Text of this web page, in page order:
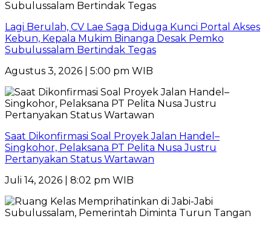
Lagi Berulah, CV Lae Saga Diduga Kunci Portal Akses
Kebun, Kepala Mukim Binanga Desak Pemko
Subulussalam Bertindak Tegas
Agustus 3, 2026 | 5:00 pm WIB
Saat Dikonfirmasi Soal Proyek Jalan Handel–
Singkohor, Pelaksana PT Pelita Nusa Justru
Pertanyakan Status Wartawan
Juli 14, 2026 | 8:02 pm WIB